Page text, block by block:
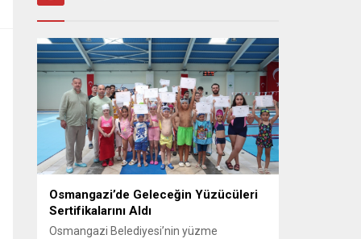
Osmangazi’de Geleceğin Yüzücüleri
Sertifikalarını Aldı
Osmangazi Belediyesi’nin yüzme